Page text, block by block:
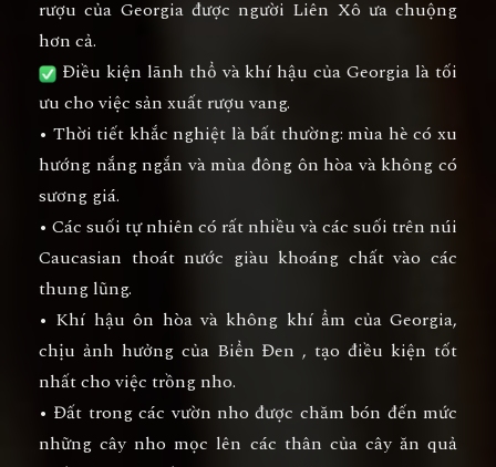
rượu của Georgia được người Liên Xô ưa chuộng
hơn cả.
Điều kiện lãnh thổ và khí hậu của Georgia là tối
ưu cho việc sản xuất rượu vang.
• Thời tiết khắc nghiệt là bất thường: mùa hè có xu
hướng nắng ngắn và mùa đông ôn hòa và không có
sương giá.
• Các suối tự nhiên có rất nhiều và các suối trên núi
Caucasian thoát nước giàu khoáng chất vào các
thung lũng.
• Khí hậu ôn hòa và không khí ẩm của Georgia,
chịu ảnh hưởng của Biển Đen , tạo điều kiện tốt
nhất cho việc trồng nho.
• Đất trong các vườn nho được chăm bón đến mức
những cây nho mọc lên các thân của cây ăn quả